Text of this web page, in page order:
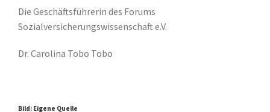
Die Geschäftsführerin des Forums
Sozialversicherungswissenschaft e.V.
Dr. Carolina Tobo Tobo
Bild: Eigene Quelle